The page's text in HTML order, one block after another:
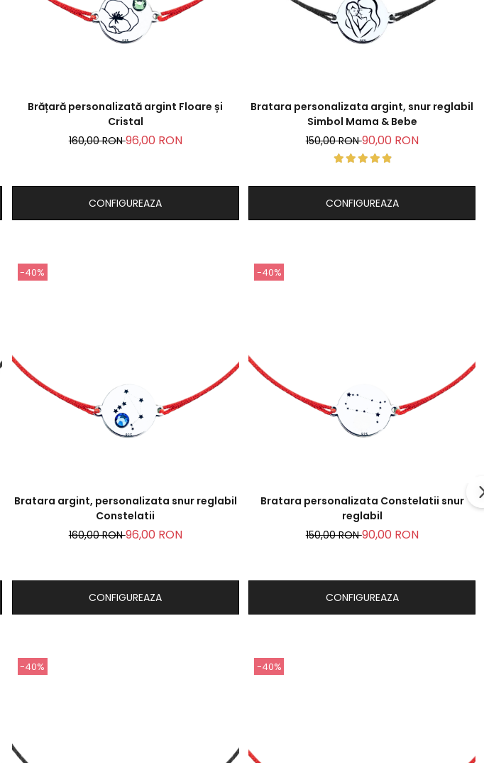
Brățară personalizată argint Floare și
Cristal
160,00 RON96,00 RON
CONFIGUREAZA
Bratara personalizata argint, snur reglabil
Simbol Mama & Bebe
150,00 RON90,00 RON
CONFIGUREAZA
-40%
Bratara argint, personalizata snur reglabil
Constelatii
160,00 RON96,00 RON
CONFIGUREAZA
-40%
Bratara personalizata Constelatii snur
reglabil
150,00 RON90,00 RON
CONFIGUREAZA
-40% -40%